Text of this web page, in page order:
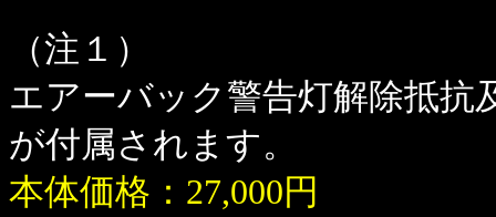
（注１）
エアーバック警告灯解除抵抗
が付属されます。
本体価格：27,000円